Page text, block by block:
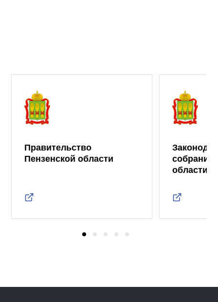
Правительство
Пензенской области
собрание
области